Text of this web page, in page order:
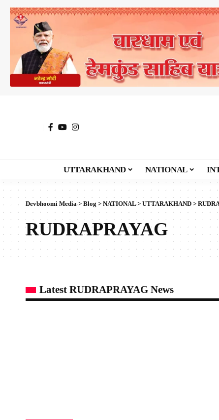
UTTARAKHAND NATIONAL
Devbhoomi Media> Blog > NATIONAL> UTTARAKHAND >
RUDRAPRAYAG
Latest RUDRAPRAYAG News